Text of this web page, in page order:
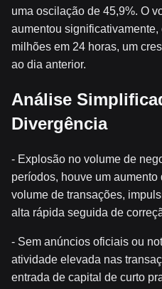
uma oscilação de 45,9%. O
aumentou
milhões em 24 horas, um
ao dia anterior.
Análise
Divergência
- Explosão no volume de
períodos, houve um
volume de transações,
alta rápida seguida de
- Sem anúncios oficiais ou
atividade elevada nas
entrada de capital de curto